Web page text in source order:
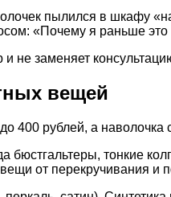
пылился в шкафу
«Почему я раньше
не заменяет
вещей
400 рублей, а наволочка
бюстгальтеры, тонкие
от перекручивания и